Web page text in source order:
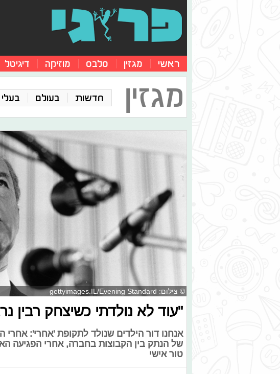
ראשי מגזין סלבס מוזיקה דיגיטל
מגזין חדשות בעולם בעלי
© צילום: gettyimages.IL/Evening Standard
"עוד לא נולדתי כשיצחק רבין
אנחנו דור הילדים שנולד לתקופת 'אחרי':
של הנתק בין הקבוצות בחברה, אחרי הפגיעה
טור אישי